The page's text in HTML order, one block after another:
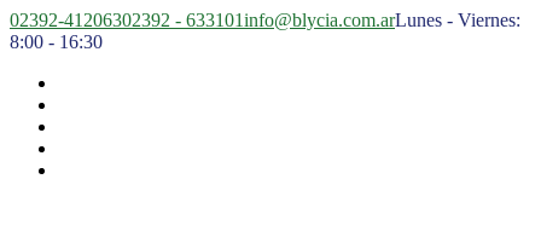
02392-41206302392 - 633101info@blycia.com.arLunes - Viernes:
8:00 - 16:30